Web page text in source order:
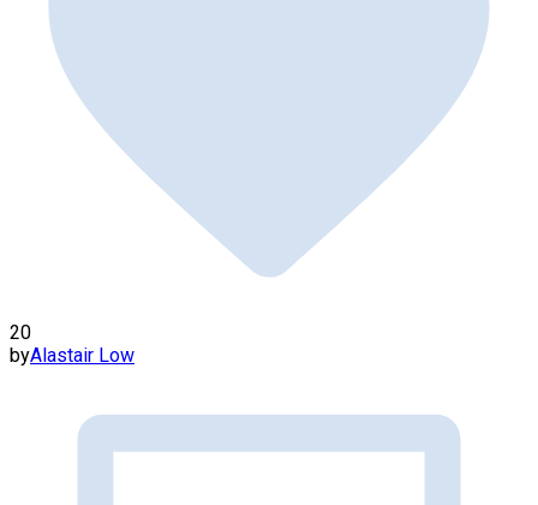
20
byAlastair Low